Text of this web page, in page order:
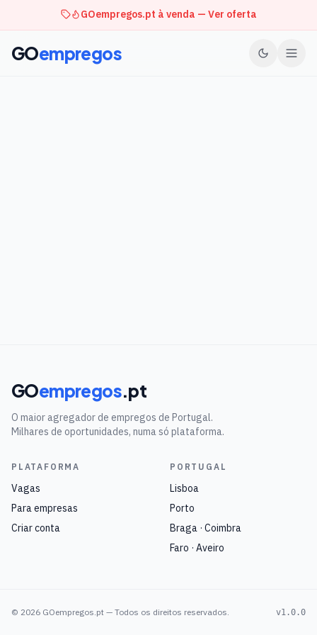
GOempregos.pt à venda — Ver oferta
GOempregos
GOempregos.pt
O maior agregador de empregos de Portugal.
Milhares de oportunidades, numa só plataforma.
PLATAFORMA
Vagas
Para empresas
Criar conta
PORTUGAL
Lisboa
Porto
Braga · Coimbra
Faro · Aveiro
© 2026 GOempregos.pt — Todos os direitos reservados. v1.0.0